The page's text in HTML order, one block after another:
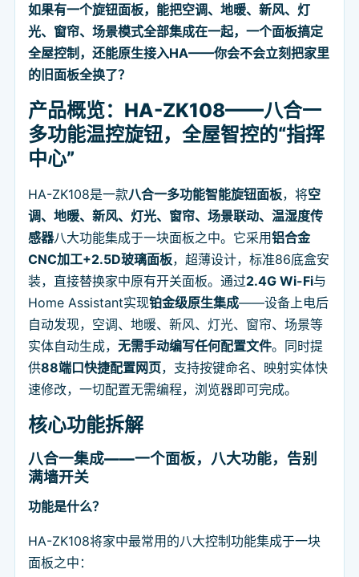
如果有一个旋钮面板，能把空调、地暖、新风、灯
光、窗帘、场景模式全部集成在一起，一个面板搞定
全屋控制，还能原生接入HA——你会不会立刻把家里
的旧面板全换了？
产品概览：HA-ZK108——八合一
多功能温控旋钮，全屋智控的“指挥
中心”
HA-ZK108是一款八合一多功能智能旋钮面板，将空
调、地暖、新风、灯光、窗帘、场景联动、温湿度传
感器八大功能集成于一块面板之中。它采用铝合金
CNC加工+2.5D玻璃面板，超薄设计，标准86底盒安
装，直接替换家中原有开关面板。通过2.4G Wi-Fi与
Home Assistant实现铂金级原生集成——设备上电后
自动发现，空调、地暖、新风、灯光、窗帘、场景等
实体自动生成， 无需手动编写任何配置文件。同时提
供88端口快捷配置网页，支持按键命名、映射实体快
速修改，一切配置无需编程，浏览器即可完成。
核心功能拆解
八合一集成——一个面板，八大功能，告别
满墙开关
功能是什么？
HA-ZK108将家中最常用的八大控制功能集成于一块
面板之中：